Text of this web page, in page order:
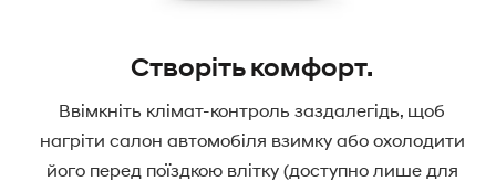
Створіть комфорт.
Ввімкніть клімат-контроль заздалегідь, щоб
нагріти салон автомобіля взимку або охолодити
його перед поїздкою влітку (доступно лише для